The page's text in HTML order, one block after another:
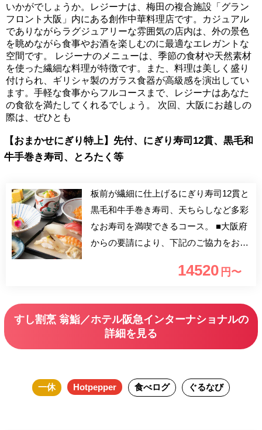
いかがでしょうか。レジーナは、梅田の複合施設「グラン
フロント大阪」内にある創作中華料理店です。カジュアル
でありながらラグジュアリーな雰囲気の店内は、外の景色
を眺めながら食事やお酒を楽しむのに最適なエレガントな
空間です。 レジーナのメニューは、季節の食材や天然素材
を使った繊細な料理が特徴です。また、料理は美しく盛り
付けられ、ギリシャ製のガラス食器が高級感を演出してい
ます。手軽な食事からフルコースまで、レジーナはあなた
の食欲を満たしてくれるでしょう。 次回、大阪にお越しの
際は、ぜひとも
【おまかせにぎり特上】先付、にぎり寿司12貫、黒毛和
牛手巻き寿司、とろたく等
板前が繊細に仕上げるにぎり寿司12貫と
黒毛和牛手巻き寿司、天ちらしなど多彩
なお寿司を満喫できるコース。 ■大阪府
からの要請により、下記のご協力をお願
ク着用をお願いいたします。 ※状況に
14520 円〜
すし割烹 翁鮨／ホテル阪急インターナショナルの
詳細を見る
一休 Hotpepper 食べログ ぐるなび